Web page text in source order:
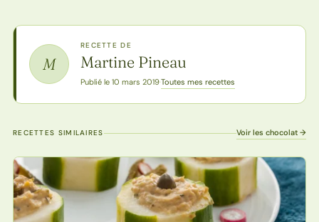
M
RECETTE DE
Martine Pineau
Publié le 10 mars 2019·Toutes mes recettes
RECETTES SIMILAIRES Voir les chocolat →